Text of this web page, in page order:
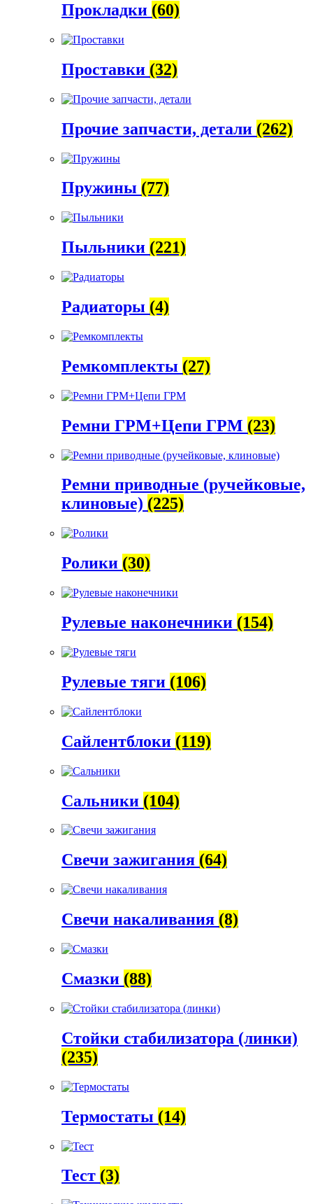
Прокладки (60)
Проставки (32)
Прочие запчасти, детали (262)
Пружины (77)
Пыльники (221)
Радиаторы (4)
Ремкомплекты (27)
Ремни ГРМ+Цепи ГРМ (23)
Ремни приводные (ручейковые,
клиновые) (225)
Ролики (30)
Рулевые наконечники (154)
Рулевые тяги (106)
Сайлентблоки (119)
Сальники (104)
Свечи зажигания (64)
Свечи накаливания (8)
Смазки (88)
Стойки стабилизатора (линки)
(235)
Термостаты (14)
Тест (3)